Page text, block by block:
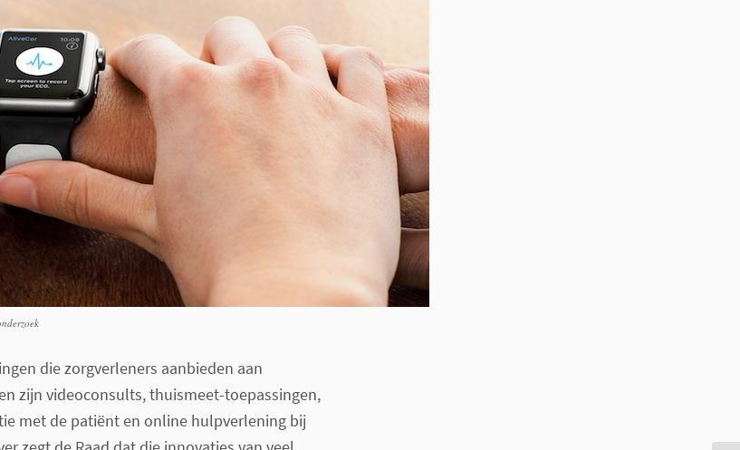
die zorgverleners aanbieden aan
zijn videoconsults, thuismeet-toepassingen,
met de patiënt en online hulpverlening bij